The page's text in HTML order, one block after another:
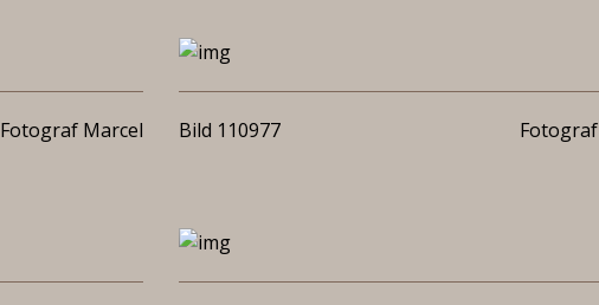
Fotograf Marcel Bild 110977